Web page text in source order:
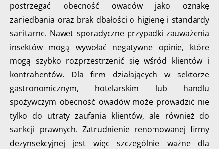
postrzegać obecność owadów jako oznakę
zaniedbania oraz brak dbałości o higienę i standardy
sanitarne. Nawet sporadyczne przypadki zauważenia
insektów mogą wywołać negatywne opinie, które
mogą szybko rozprzestrzenić się wśród klientów i
kontrahentów. Dla firm działających w sektorze
gastronomicznym, hotelarskim lub handlu
spożywczym obecność owadów może prowadzić nie
tylko do utraty zaufania klientów, ale również do
sankcji prawnych. Zatrudnienie renomowanej firmy
dezynsekcyjnej jest więc szczególnie ważne dla